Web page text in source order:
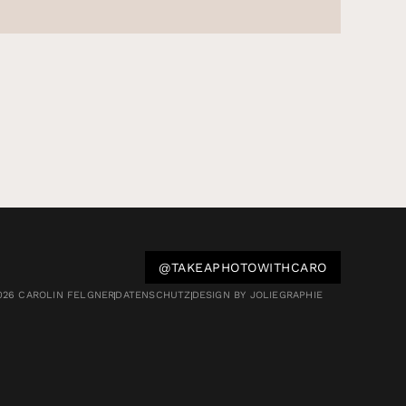
@TAKEAPHOTOWITHCARO
CAROLIN FELGNERDATENSCHUTZDESIGN BY JOLIEGRAPHIE